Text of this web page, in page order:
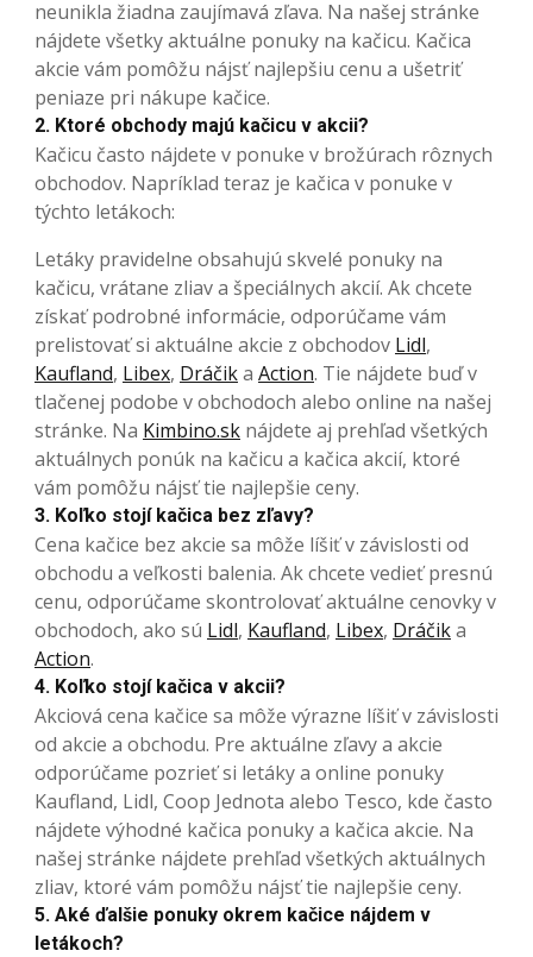
neunikla žiadna zaujímavá zľava. Na našej stránke
nájdete všetky aktuálne ponuky na kačicu. Kačica
akcie vám pomôžu nájsť najlepšiu cenu a ušetriť
peniaze pri nákupe kačice.
2. Ktoré obchody majú kačicu v akcii?
Kačicu často nájdete v ponuke v brožúrach rôznych
obchodov. Napríklad teraz je kačica v ponuke v
týchto letákoch:
Letáky pravidelne obsahujú skvelé ponuky na
kačicu, vrátane zliav a špeciálnych akcií. Ak chcete
získať podrobné informácie, odporúčame vám
prelistovať si aktuálne akcie z obchodov Lidl,
Kaufland, Libex, Dráčika Action. Tie nájdete buď v
tlačenej podobe v obchodoch alebo online na našej
stránke. Na Kimbino.sk nájdete aj prehľad všetkých
aktuálnych ponúk na kačicu a kačica akcií, ktoré
vám pomôžu nájsť tie najlepšie ceny.
3. Koľko stojí kačica bez zľavy?
Cena kačice bez akcie sa môže líšiť v závislosti od
obchodu a veľkosti balenia. Ak chcete vedieť presnú
cenu, odporúčame skontrolovať aktuálne cenovky v
obchodoch, ako sú Lidl, Kaufland, Libex, Dráčika
Action.
4. Koľko stojí kačica v akcii?
Akciová cena kačice sa môže výrazne líšiť v závislosti
od akcie a obchodu. Pre aktuálne zľavy a akcie
odporúčame pozrieť si letáky a online ponuky
Kaufland, Lidl, Coop Jednota alebo Tesco, kde často
nájdete výhodné kačica ponuky a kačica akcie. Na
našej stránke nájdete prehľad všetkých aktuálnych
zliav, ktoré vám pomôžu nájsť tie najlepšie ceny.
5. Aké ďalšie ponuky okrem kačice nájdem v
letákoch?